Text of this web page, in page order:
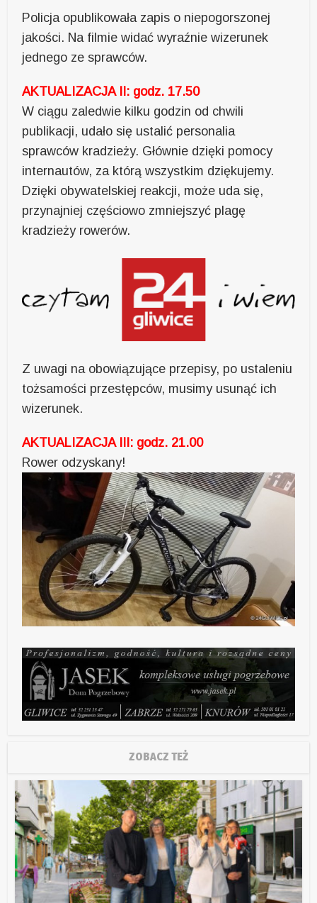
Policja opublikowała zapis o niepogorszonej
jakości. Na filmie widać wyraźnie wizerunek
jednego ze sprawców.
AKTUALIZACJA II: godz. 17.50
W ciągu zaledwie kilku godzin od chwili
publikacji, udało się ustalić personalia
sprawców kradzieży. Głównie dzięki pomocy
internautów, za którą wszystkim dziękujemy.
Dzięki obywatelskiej reakcji, może uda się,
przynajniej częściowo zmniejszyć plagę
kradzieży rowerów.
Z uwagi na obowiązujące przepisy, po ustaleniu
tożsamości przestępców, musimy usunąć ich
wizerunek.
AKTUALIZACJA III: godz. 21.00
Rower odzyskany!
ZOBACZ TEŻ